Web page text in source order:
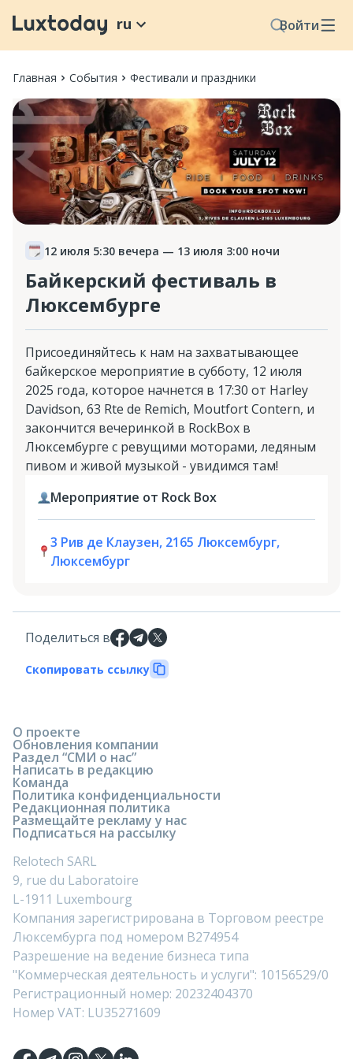
Войти
ru
Главная События Фестивали и праздники
12 июля 5:30 вечера — 13 июля 3:00 ночи
Байкерский фестиваль в
Люксембурге
Присоединяйтесь к нам на захватывающее
байкерское мероприятие в субботу, 12 июля
2025 года, которое начнется в 17:30 от Harley
Davidson, 63 Rte de Remich, Moutfort Contern, и
закончится вечеринкой в RockBox в
Люксембурге с ревущими моторами, ледяным
пивом и живой музыкой - увидимся там!
Мероприятие от Rock Box
3 Рив де Клаузен, 2165 Люксембург,
Люксембург
Поделиться в
Скопировать ссылку
О проекте
Обновления компании
Раздел “СМИ о нас”
Написать в редакцию
Команда
Политика конфиденциальности
Редакционная политика
Размещайте рекламу у нас
Подписаться на рассылку
Relotech SARL
9, rue du Laboratoire
L-1911 Luxembourg
Компания зарегистрирована в Торговом реестре
Люксембурга под номером B274954
Разрешение на ведение бизнеса типа
"Коммерческая деятельность и услуги": 10156529/0
Регистрационный номер: 20232404370
Номер VAT: LU35271609